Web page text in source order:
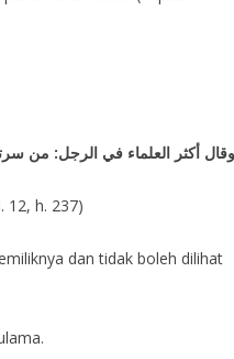
وقال أكثر العلماء في الرجل: من
12, h. 237)
dan tidak boleh dilihat